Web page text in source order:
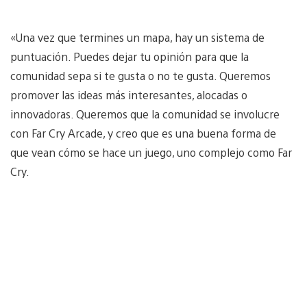
«Una vez que termines un mapa, hay un sistema de
puntuación. Puedes dejar tu opinión para que la
comunidad sepa si te gusta o no te gusta. Queremos
promover las ideas más interesantes, alocadas o
innovadoras. Queremos que la comunidad se involucre
con Far Cry Arcade, y creo que es una buena forma de
que vean cómo se hace un juego, uno complejo como Far
Cry.